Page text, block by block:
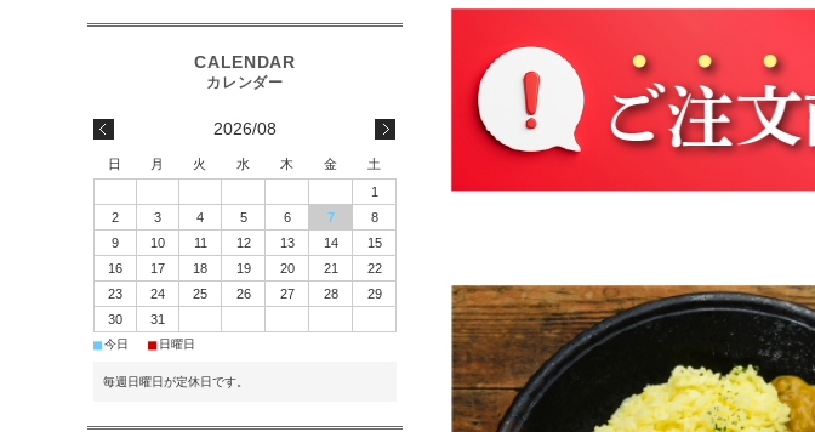
2026/08
日 月 火 水 木 金
土
1
2
3 4 5 6 7
8
9
10 11 12 13 14
15
16
17 18 19 20 21
22
23
24 25 26 27 28
29
30
31
■今日 ■ 日曜日
毎週日曜日が定休日です。